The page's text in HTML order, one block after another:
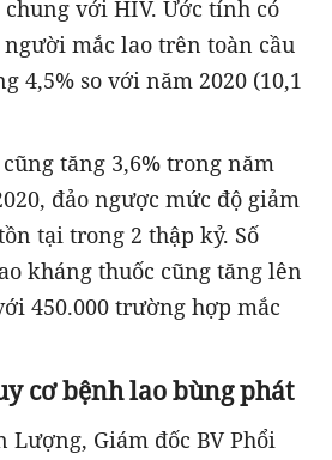
với HIV. Ước tính có
mắc lao trên toàn cầu
4,5% so với năm 2020 (10,1
tăng 3,6% trong năm
đảo ngược mức độ giảm
tại trong 2 thập kỷ. Số
kháng thuốc cũng tăng lên
450.000 trường hợp mắc
cơ bệnh lao bùng phát
Lượng, Giám đốc BV Phổi